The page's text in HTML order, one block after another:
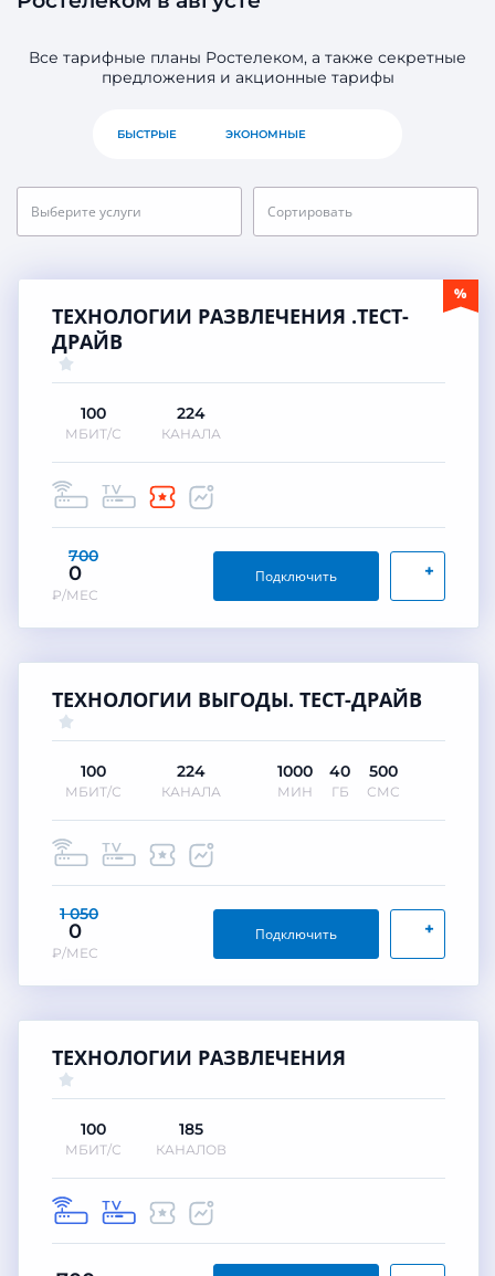
Все тарифные планы Ростелеком, а также секретные
предложения и акционные тарифы
БЫСТРЫЕ ЭКОНОМНЫЕ
Выберите услуги Сортировать
ТЕХНОЛОГИИ РАЗВЛЕЧЕНИЯ .ТЕСТ-
ДРАЙВ
100
МБИТ/С
224
КАНАЛА
700
0
₽/МЕС
+
Подключить
ТЕХНОЛОГИИ ВЫГОДЫ. ТЕСТ-ДРАЙВ
100
МБИТ/С
224
КАНАЛА
1000
МИН
40
ГБ
500
СМС
1 050
0
₽/МЕС
+
Подключить
ТЕХНОЛОГИИ РАЗВЛЕЧЕНИЯ
100
МБИТ/С
185
КАНАЛОВ